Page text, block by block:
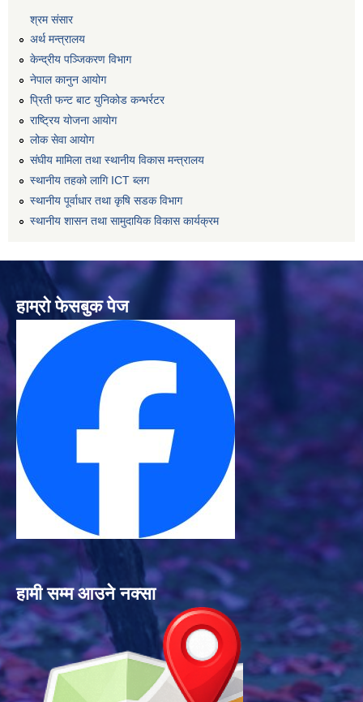
श्रम संसार
अर्थ मन्त्रालय
केन्द्रीय पञ्जिकरण विभाग
नेपाल कानुन आयोग
प्रिती फन्ट बाट युनिकोड कन्भर्रटर
राष्ट्रिय योजना आयोग
लोक सेवा आयोग
संघीय मामिला तथा स्थानीय विकास मन्त्रालय
स्थानीय तहको लागि ICT ब्लग
स्थानीय पूर्वाधार तथा कृषि सडक विभाग
स्थानीय शासन तथा सामुदायिक विकास कार्यक्रम
हाम्रो फेसबुक पेज
हामी सम्म आउने नक्सा